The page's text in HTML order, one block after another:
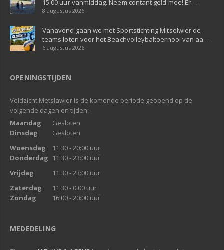
15:00 uur vanmiddag. Neem contant geld mee! Er …
8 augustus 2026
Vanavond gaan we met Sportstichting Mitselwier de
teams loten voor het Beachvolleybaltoernooi van aa…
6 augustus 2026
OPENINGSTIJDEN
Veldzicht Metslawier is de komende periode geopend op de
volgende dagen en tijden:
Maandag
Gesloten
Dinsdag
Gesloten
Woensdag
11:30 - 20:00 uur
Donderdag
11:30 - 23:00 uur
Vrijdag
11:30 - 23:00 uur
Zaterdag
11:30 - 0:00 uur
Zondag
16:00 - 20:00 uur
MEDEDELING